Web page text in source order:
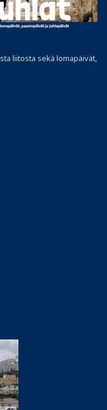
liitosta sekä lomapäivät,